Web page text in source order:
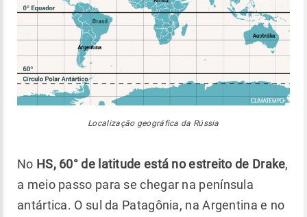
Localização geográfica da Rússia
No HS, 60° de latitude está no estreito de Drake,
a meio passo para se chegar na península
antártica. O sul da Patagônia, na Argentina e no